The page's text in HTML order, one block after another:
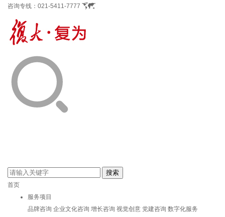
咨询专线： 021-5411-7777
首页
服务项目
品牌咨询 企业文化咨询 增长咨询 视觉创意 党建咨询 数字化服务